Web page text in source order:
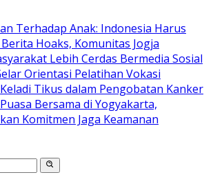
Terhadap Anak: Indonesia Harus
Hoaks, Komunitas Jogja
Lebih Cerdas Bermedia Sosial
Orientasi Pelatihan Vokasi
Keladi Tikus dalam Pengobatan Kanker
Bersama di Yogyakarta,
Komitmen Jaga Keamanan